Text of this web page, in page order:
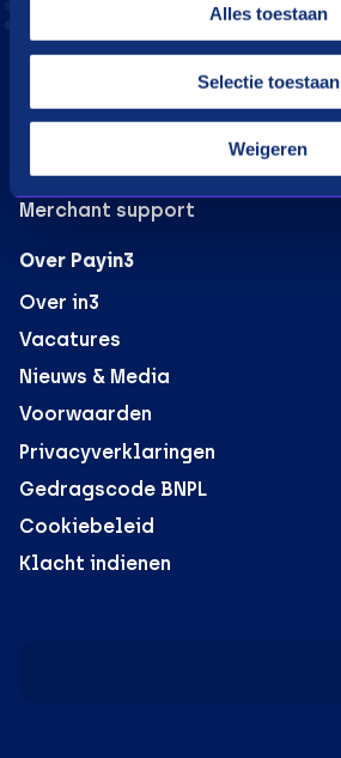
Alles toestaan
Selectie toestaan
Weigeren
B2B verkoop voor webshops
PaybyLink
in3 omzetcalculator
Merchant support
Over Payin3
Over in3
Vacatures
Nieuws & Media
Voorwaarden
Privacyverklaringen
Gedragscode BNPL
Cookiebeleid
Klacht indienen